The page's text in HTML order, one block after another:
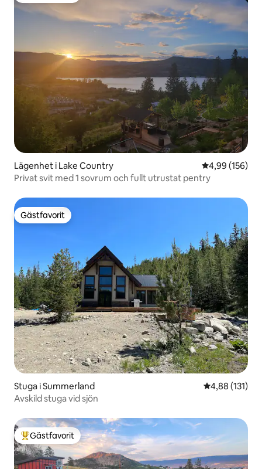
Lägenhet i Lake Country 4,99 av 5 i
4,99 (156)
Privat svit med 1 sovrum och fullt utrustat pentry
Gästfavorit
Gästfavorit
Stuga i Summerland 4,88 av 5 i
4,88 (131)
Avskild stuga vid sjön
Populär gästfavorit
Gästfavorit